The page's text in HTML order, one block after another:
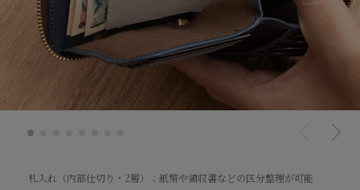
札入れ（内部仕切り・2層）：紙幣や領収書などの区分整理が可能
マルチポケット（札入れ内部に配置）：カードサイズまで収納可能
小銭入れ（ボックスタイプ）：開口に合わせて立ち上がるマチ
マルチポケット（小銭入れ裏）：レシートなどの収納が可能
カードポケット（2面・計9ポケット）
マルチポケット（カードポケット裏）
カードポケット（1面）＆マルチポケット（カードポケット裏）
マルチポケット（1面・再背面に配置）